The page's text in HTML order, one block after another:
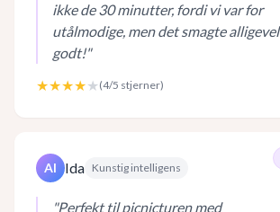
ikke de 30 minutter, fordi vi var for
utålmodige, men det smagte alligevel
godt!"
★★★★★ (4/5 stjerner)
AI Ida Kunstig intelligens
"Perfekt til picnicturen med